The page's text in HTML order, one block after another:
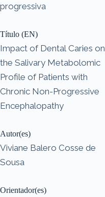
progressiva
Título (EN)
Impact of Dental Caries on
the Salivary Metabolomic
Profile of Patients with
Chronic Non-Progressive
Encephalopathy
Autor(es)
Viviane Balero Cosse de
Sousa
Orientador(es)